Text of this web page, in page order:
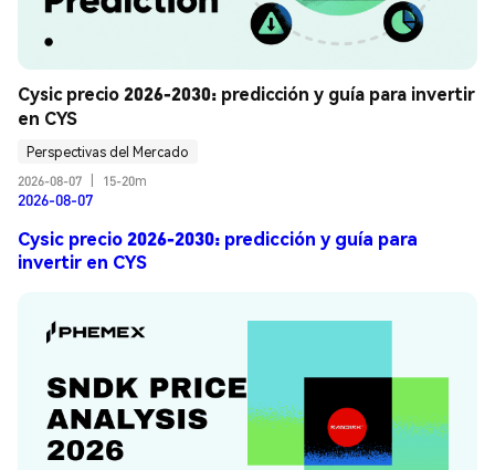
Cysic precio 2026-2030: predicción y guía para invertir
en CYS
Perspectivas del Mercado
2026-08-07
15-20m
2026-08-07
Cysic precio 2026-2030: predicción y guía para
invertir en CYS